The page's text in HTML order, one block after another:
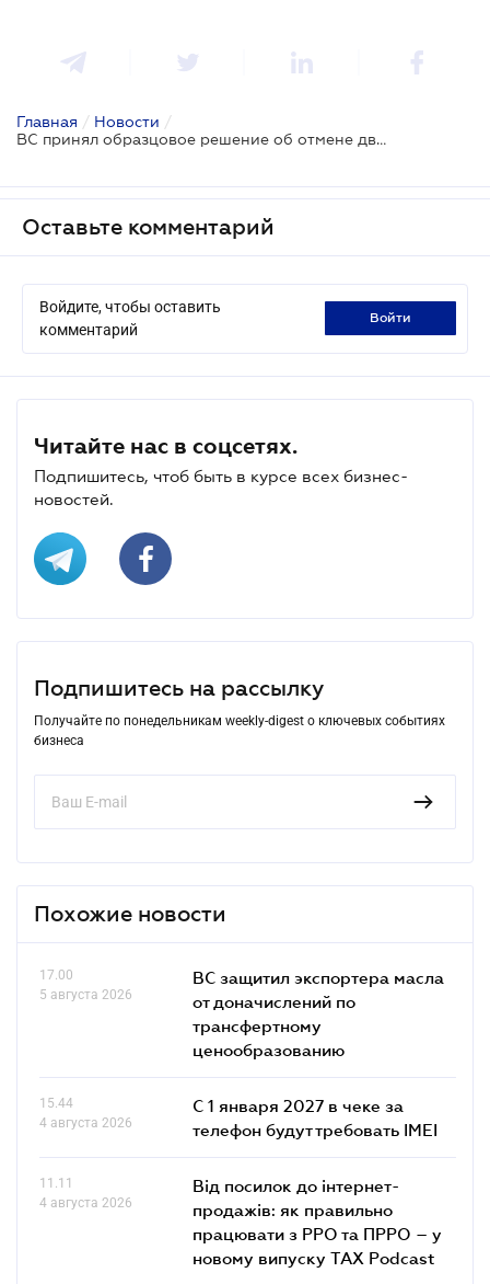
Главная / Новости /
ВС принял образцовое решение об отмене двойного ЕСВ для самозанятых ФЛП
Оставьте комментарий
Войдите, чтобы оставить
комментарий
войти
Читайте нас в соцсетях.
Подпишитесь, чтоб быть в курсе всех бизнес-
новостей.
Подпишитесь на рассылку
Получайте по понедельникам weekly-digest о ключевых событиях
бизнеса
Похожие новости
17.00
5 августа 2026
ВС защитил экспортера масла
от доначислений по
трансфертному
ценообразованию
15.44
4 августа 2026
С 1 января 2027 в чеке за
телефон будут требовать IMEI
11.11
4 августа 2026
Від посилок до інтернет-
продажів: як правильно
працювати з РРО та ПРРО – у
новому випуску TAX Podcast